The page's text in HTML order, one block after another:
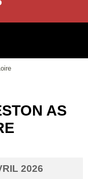
AS
2026